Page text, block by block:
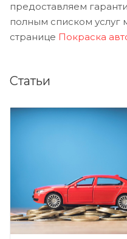
предоставляем
полным списком услуг
странице Покраска
Статьи